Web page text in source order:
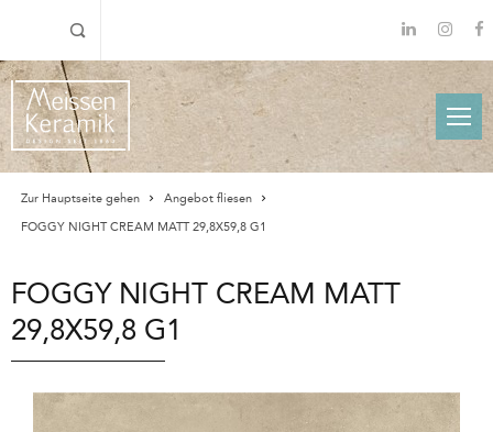
Zur Hauptseite gehen
Angebot fliesen
FOGGY NIGHT CREAM MATT 29,8X59,8 G1
FOGGY NIGHT CREAM MATT
29,8X59,8 G1